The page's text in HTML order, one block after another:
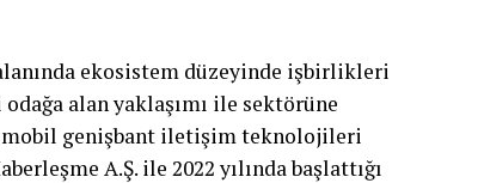
ekosistem düzeyinde işbirlikleri
alan yaklaşımı ile sektörüne
mobil genişbant iletişim teknolojileri
A.Ş. ile 2022 yılında başlattığı